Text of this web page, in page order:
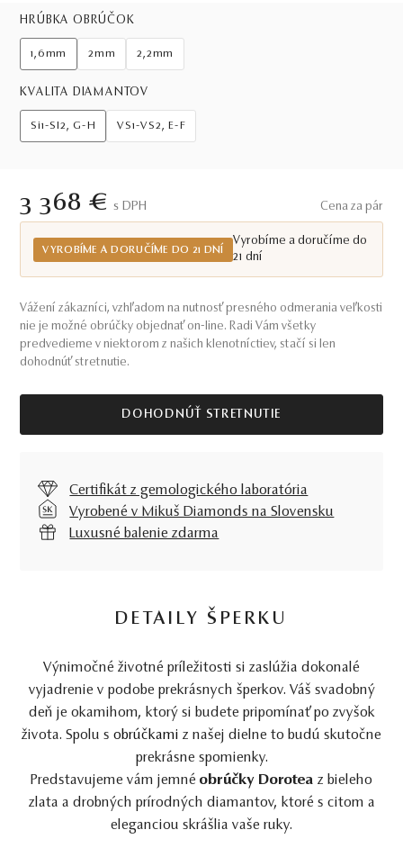
HRÚBKA OBRÚČOK
1,6mm 2mm 2,2mm
KVALITA DIAMANTOV
Si1-SI2, G-H VS1-VS2, E-F
3 368 € S DPH Cena za pár
VYROBÍME A DORUČÍME DO 21 DNÍ
Vyrobíme a doručíme do
21 dní
Vážení zákazníci, vzhľadom na nutnosť presného odmerania veľkosti
nie je možné obrúčky objednať on-line. Radi Vám všetky
predvedieme v niektorom z našich klenotníctiev, stačí si len
dohodnúť stretnutie.
DOHODNÚŤ STRETNUTIE
Certifikát z gemologického laboratória
Vyrobené v Mikuš Diamonds na Slovensku
Luxusné balenie zdarma
DETAILY ŠPERKU
Výnimočné životné príležitosti si zaslúžia dokonalé
vyjadrenie v podobe prekrásnych šperkov. Váš svadobný
deň je okamihom, ktorý si budete pripomínať po zvyšok
života. Spolu s obrúčkami z našej dielne to budú skutočne
prekrásne spomienky.
Predstavujeme vám jemné obrúčky Dorotea z bieleho
zlata a drobných prírodných diamantov, ktoré s citom a
eleganciou skrášlia vaše ruky.